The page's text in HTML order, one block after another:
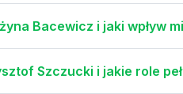
Bacewicz i jaki wpływ
Szczucki i jakie role